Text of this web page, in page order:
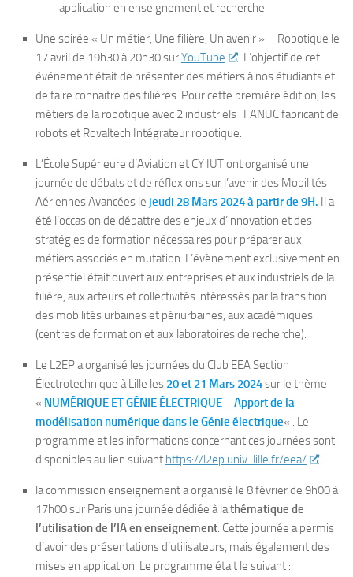
application en enseignement et recherche
Une soirée « Un métier, Une filière, Un avenir » – Robotique le
17 avril de 19h30 à 20h30 surYouTube
. L’objectif de cet
événement était de présenter des métiers à nos étudiants et
de faire connaitre des filières. Pour cette première édition, les
métiers de la robotique avec 2 industriels : FANUC fabricant de
robots et Rovaltech Intégrateur robotique.
L’École Supérieure d’Aviation et CY IUT ont organisé une
journée de débats et de réflexions sur l’avenir des Mobilités
Aériennes Avancées le jeudi 28 Mars 2024 à partir de 9H. Il a
été l’occasion de débattre des enjeux d’innovation et des
stratégies de formation nécessaires pour préparer aux
métiers associés en mutation. L’évènement exclusivement en
présentiel était ouvert aux entreprises et aux industriels de la
filière, aux acteurs et collectivités intéressés par la transition
des mobilités urbaines et périurbaines, aux académiques
(centres de formation et aux laboratoires de recherche).
Le L2EP a organisé les journées du Club EEA Section
Électrotechnique à Lille les 20 et 21 Mars 2024sur le thème
« NUMÉRIQUE ET GÉNIE ÉLECTRIQUE – Apport de la
modélisation numérique dans le Génie électrique« . Le
programme et les informations concernant ces journées sont
disponibles au lien suivant https://l2ep.univ-lille.fr/eea/ ‘
la commission enseignement a organisé le 8 février de 9h00 à
17h00 sur Paris une journée dédiée à lathématique de
l’utilisation de l’IA en enseignement. Cette journée a permis
d’avoir des présentations d’utilisateurs, mais également des
mises en application. Le programme était le suivant :